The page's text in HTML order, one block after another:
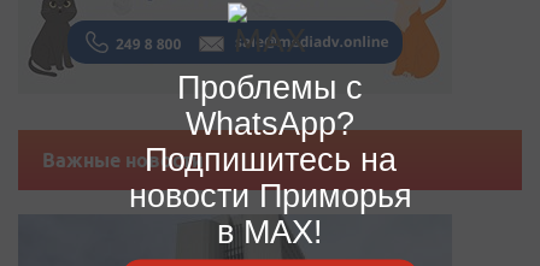
Важные новости
Проблемы с
WhatsApp?
Подпишитесь на
новости Приморья
в MAX!